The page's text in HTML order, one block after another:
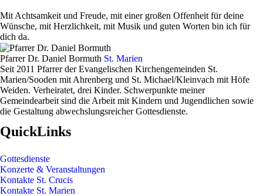
Mit Achtsamkeit und Freude, mit einer großen Offenheit für deine
Wünsche, mit Herzlichkeit, mit Musik und guten Worten bin ich für
dich da.
Pfarrer Dr. Daniel Bormuth St. Marien
Seit 2011 Pfarrer der Evangelischen Kirchengemeinden St.
Marien/Sooden mit Ahrenberg und St. Michael/Kleinvach mit Höfe
Weiden. Verheiratet, drei Kinder. Schwerpunkte meiner
Gemeindearbeit sind die Arbeit mit Kindern und Jugendlichen sowie
die Gestaltung abwechslungsreicher Gottesdienste.
QuickLinks
Gottesdienste
Konzerte & Veranstaltungen
Kontakte St. Crucis
Kontakte St. Marien